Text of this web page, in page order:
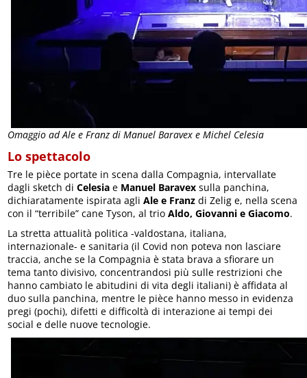
Omaggio ad Ale e Franz di Manuel Baravex e Michel Celesia
Lo spettacolo
Tre le pièce portate in scena dalla Compagnia, intervallate
dagli sketch diCelesia e Manuel Baravex sulla panchina,
dichiaratamente ispirata agliAle e Franz di Zelig e, nella scena
con il “terribile” cane Tyson, al trioAldo, Giovanni e Giacomo.
La stretta attualità politica -valdostana, italiana,
internazionale- e sanitaria (il Covid non poteva non lasciare
traccia, anche se la Compagnia è stata brava a sfiorare un
tema tanto divisivo, concentrandosi più sulle restrizioni che
hanno cambiato le abitudini di vita degli italiani) è affidata al
duo sulla panchina, mentre le pièce hanno messo in evidenza
pregi (pochi), difetti e difficoltà di interazione ai tempi dei
social e delle nuove tecnologie.